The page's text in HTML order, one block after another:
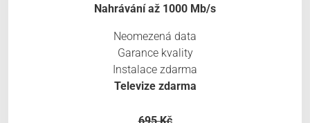
Nahrávání až 1000 Mb/s
Neomezená data
Garance kvality
Instalace zdarma
Televize zdarma